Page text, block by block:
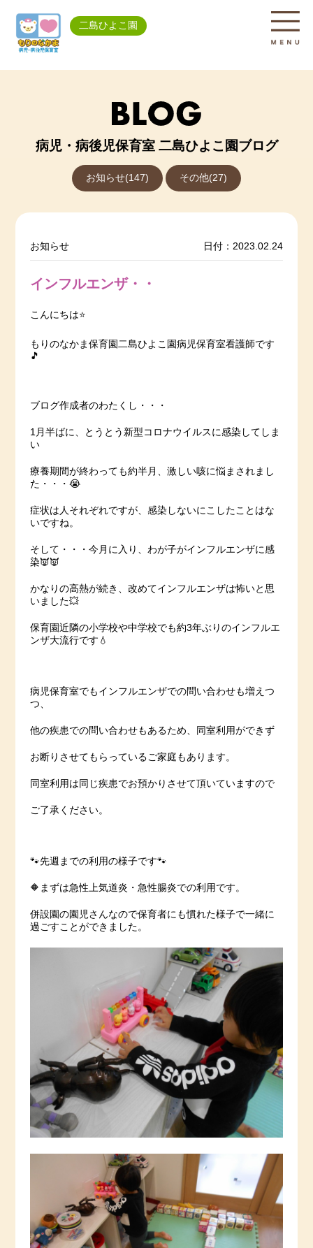
二島ひよこ園
病児・病後児保育室 二島ひよこ園ブログ
お知らせ(147) その他(27)
お知らせ 日付：2023.02.24
インフルエンザ・・
こんにちは⭐️
もりのなかま保育園二島ひよこ園病児保育室看護師です
🎵
ブログ作成者のわたくし・・・
1月半ばに、とうとう新型コロナウイルスに感染してしま
い
療養期間が終わっても約半月、激しい咳に悩まされまし
た・・・😭
症状は人それぞれですが、感染しないにこしたことはな
いですね。
そして・・・今月に入り、わが子がインフルエンザに感
染👿👿
かなりの高熱が続き、改めてインフルエンザは怖いと思
いました💥
保育園近隣の小学校や中学校でも約3年ぶりのインフルエ
ンザ大流行です💧
病児保育室でもインフルエンザでの問い合わせも増えつ
つ、
他の疾患での問い合わせもあるため、同室利用ができず
お断りさせてもらっているご家庭もあります。
同室利用は同じ疾患でお預かりさせて頂いていますので
ご了承ください。
🐾先週までの利用の様子です🐾
🔶まずは急性上気道炎・急性腸炎での利用です。
併設園の園児さんなので保育者にも慣れた様子で一緒に
過ごすことができました。